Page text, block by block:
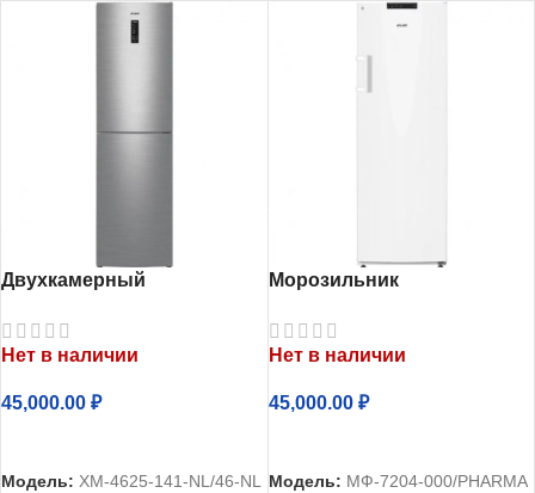
Двухкамерный
ХМ-4625-141-NL
Нет в наличии
45,000.00 ₽
Модель: ХМ-4625-141-NL/46-NL
Морозильник
МФ-7204-000
Нет в наличии
45,000.00 ₽
Модель: МФ-7204-000/PHARMA